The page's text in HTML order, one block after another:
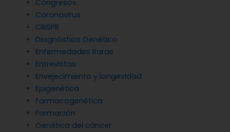
Congresos
Coronavirus
CRISPR
Diagnóstico Genético
Enfermedades Raras
Entrevistas
Envejecimiento y longevidad
Epigenética
Farmacogenética
Formación
Genética del cáncer